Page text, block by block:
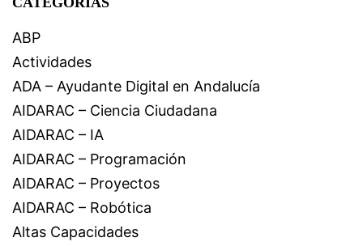
ABP
Actividades
ADA – Ayudante Digital en Andalucía
AIDARAC – Ciencia Ciudadana
AIDARAC – IA
AIDARAC – Programación
AIDARAC – Proyectos
AIDARAC – Robótica
Altas Capacidades